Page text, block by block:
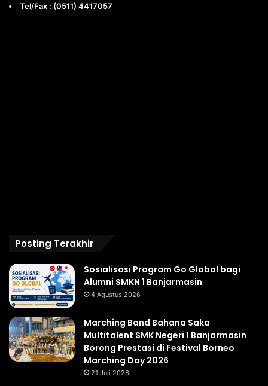
Tel/Fax : (0511) 4417057
Posting Terakhir
Sosialisasi Program Go Global bagi
Alumni SMKN 1 Banjarmasin
4 Agustus 2026
Marching Band Bahana Saka
Multitalent SMK Negeri 1 Banjarmasin
Borong Prestasi di Festival Borneo
Marching Day 2026
21 Juli 2026